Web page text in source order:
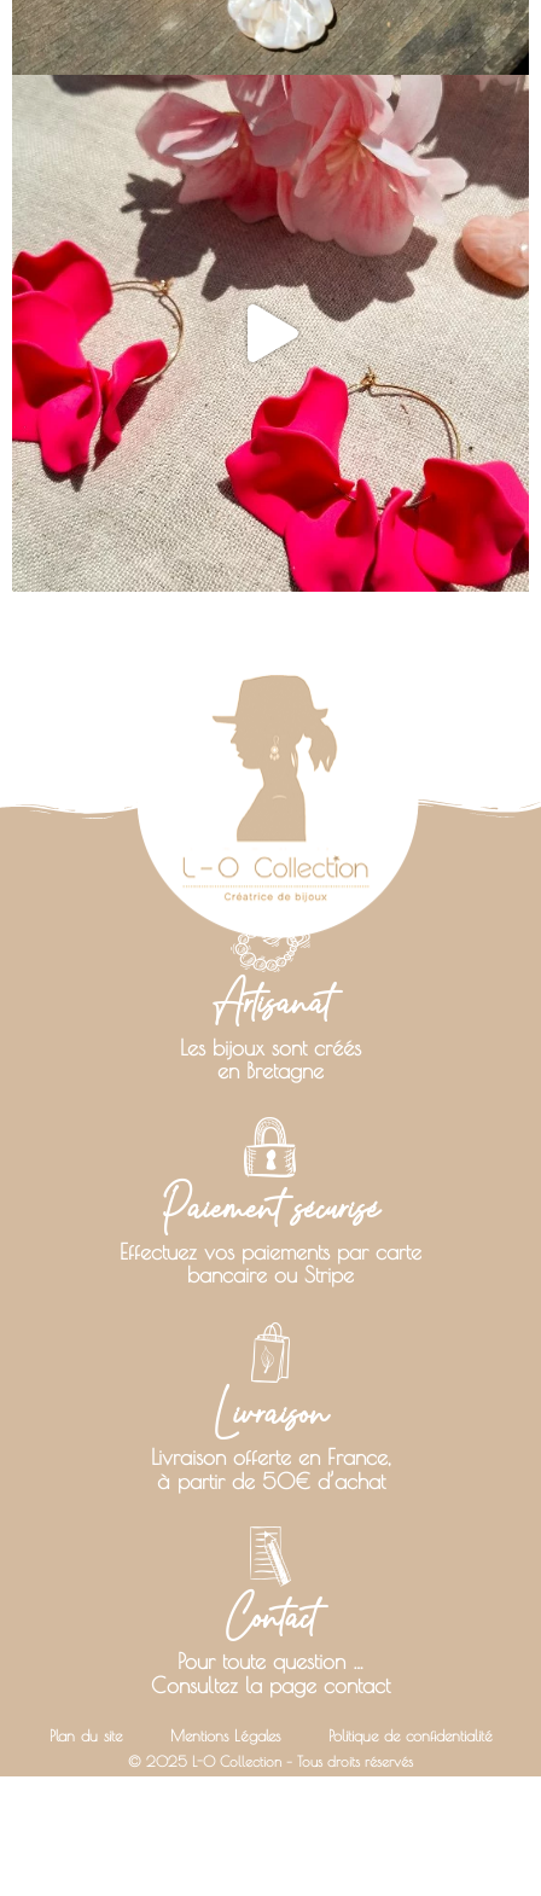
Artisanat
Les bijoux sont créés
en Bretagne
Paiement sécurisé
Effectuez vos paiements par carte
bancaire ou Stripe
Livraison
Livraison offerte en France,
à partir de 50€ d’achat
Contact
Pour toute question …
Consultez la page contact
Plan du site Mentions Légales Politique de confidentialité
© 2025 L-O Collection – Tous droits réservés